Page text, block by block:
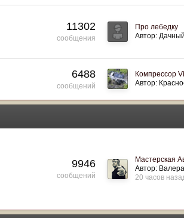
11302
сообщения
Про лебедку
Автор: Дачный
6488
сообщений
Компрессор
Автор:
9946
сообщений
Мастерская
Автор:
20 часов